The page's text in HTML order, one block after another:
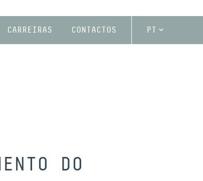
CARREIRAS CONTACTOS PT
DO